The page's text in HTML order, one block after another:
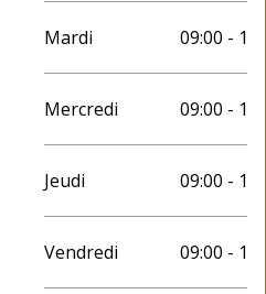
Mardi 09:00 -
Mercredi 09:00 -
Jeudi 09:00 -
Vendredi 09:00 -